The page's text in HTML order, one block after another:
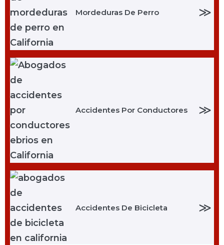
Mordeduras De Perro ≫
Accidentes Por Conductores ≫
Accidentes De Bicicleta ≫